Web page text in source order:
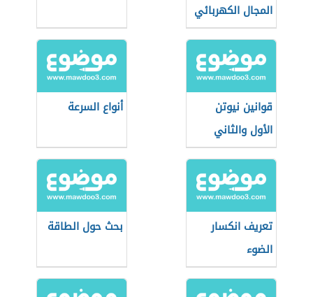
المجال الكهربائي
قوانين نيوتن
الأول والثاني
والثالث
أنواع السرعة
تعريف انكسار
الضوء
بحث حول الطاقة